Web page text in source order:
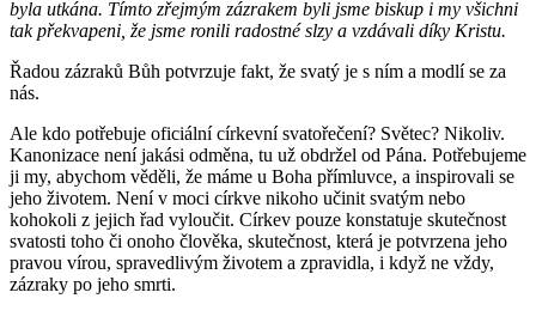
byla utkána. Tímto zřejmým zázrakem byli jsme biskup i my všichni
tak překvapeni, že jsme ronili radostné slzy a vzdávali díky Kristu.
Řadou zázraků Bůh potvrzuje fakt, že svatý je s ním a modlí se za
nás.
Ale kdo potřebuje oficiální církevní svatořečení? Světec? Nikoliv.
Kanonizace není jakási odměna, tu už obdržel od Pána. Potřebujeme
ji my, abychom věděli, že máme u Boha přímluvce, a inspirovali se
jeho životem. Není v moci církve nikoho učinit svatým nebo
kohokoli z jejich řad vyloučit. Církev pouze konstatuje skutečnost
svatosti toho či onoho člověka, skutečnost, která je potvrzena jeho
pravou vírou, spravedlivým životem a zpravidla, i když ne vždy,
zázraky po jeho smrti.